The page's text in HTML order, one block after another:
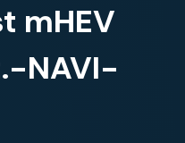
mHEV
NAVI-